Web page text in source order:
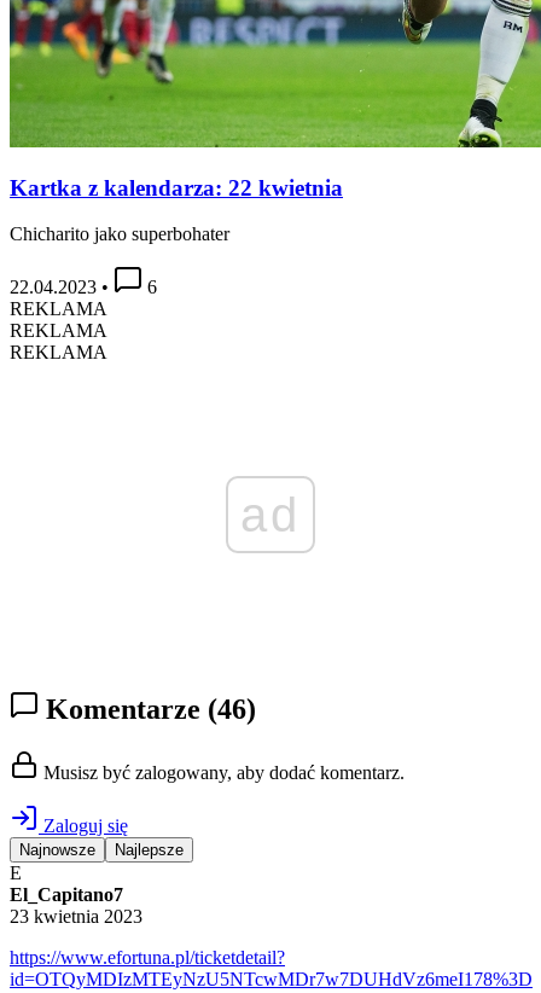
Kartka z kalendarza: 22 kwietnia
Chicharito jako superbohater
22.04.2023 •
6
REKLAMA
REKLAMA
REKLAMA
ad
Komentarze (46)
Musisz być zalogowany, aby dodać komentarz.
Zaloguj się
Najnowsze Najlepsze
E
El_Capitano7
23 kwietnia 2023
https://www.efortuna.pl/ticketdetail?
id=OTQyMDIzMTEyNzU5NTcwMDr7w7DUHdVz6meI178%3D